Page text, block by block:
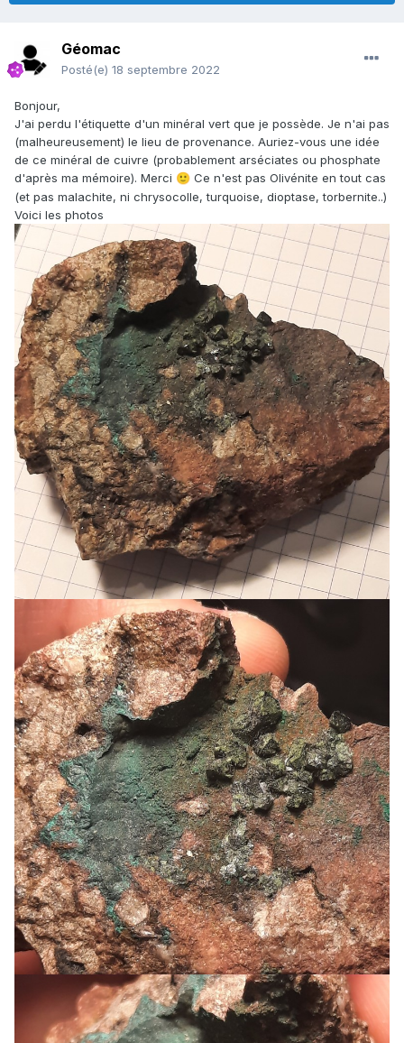
Géomac
Posté(e) 18 septembre 2022
Bonjour,
J'ai perdu l'étiquette d'un minéral vert que je possède. Je n'ai pas
(malheureusement) le lieu de provenance. Auriez-vous une idée
de ce minéral de cuivre (probablement arséciates ou phosphate
d'après ma mémoire). Merci 🙂 Ce n'est pas Olivénite en tout cas
(et pas malachite, ni chrysocolle, turquoise, dioptase, torbernite..)
Voici les photos